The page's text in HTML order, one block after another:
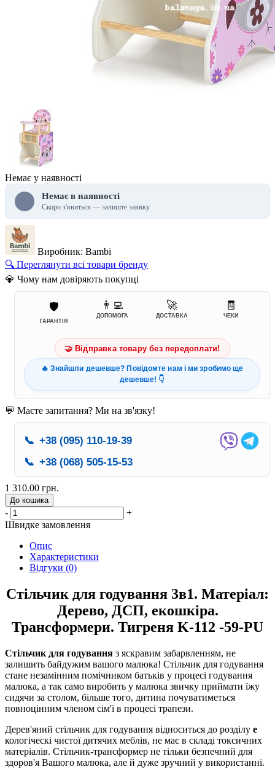
Немає у наявності
Немає в наявності
Скоро з'явиться — залиште заявку
Виробник: Bambi
🔍 Переглянути всі товари бренду
💎 Чому нам довіряють покупці
🛡️
ГАРАНТІЯ
👨‍💻
ДОПОМОГА
🚀
ДОСТАВКА
🧾
ЧЕКИ
🤝 Відправка товару без передоплати!
🔥 Знайшли дешевше? Повідомте нам і ми зробимо ще
дешевше! 👇
💬 Маєте запитання? Ми на зв'язку!
📞 +38 (095) 110-19-39
📞 +38 (068) 505-15-53
1 310.00 грн.
До кошика
-
+
Швидке замовлення
Опис
Характеристики
Відгуки (0)
Стільчик для годування 3в1. Матеріал:
Дерево, ДСП, екошкіра.
Трансформери. Тигреня K-112 -59-PU
Стільчик для годування з яскравим забарвленням, не
залишить байдужим вашого малюка! Стільчик для годування
стане незамінним помічником батьків у процесі годування
малюка, а так само виробить у малюка звичку приймати їжу
сидячи за столом, більше того, дитина почуватиметься
повноцінним членом сім'ї в процесі трапези.
Дерев'яний стільчик для годування відноситься до розділу е
кологіческі чистої дитячих меблів, не має в складі токсичних
матеріалів. Стільчик-трансформер не тільки безпечний для
здоров'я Вашого малюка, але й дуже зручний у використанні.